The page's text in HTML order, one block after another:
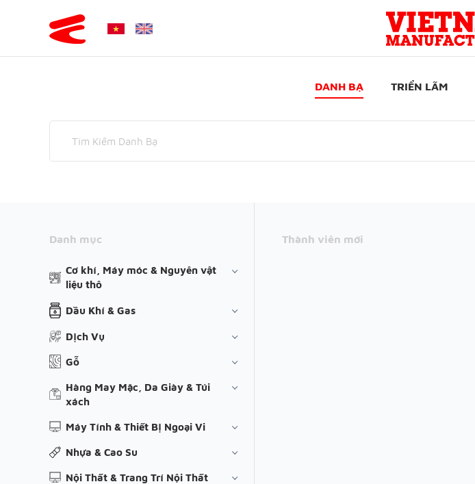
DANH BẠ TRIỂN LÃM
Danh mục
Cơ khí, Máy móc & Nguyên vật
liệu thô
Dầu Khí & Gas
Dịch Vụ
Gỗ
Hàng May Mặc, Da Giày & Túi
xách
Máy Tính & Thiết Bị Ngoại Vi
Nhựa & Cao Su
Nội Thất & Trang Trí Nội Thất
Thành viên mới